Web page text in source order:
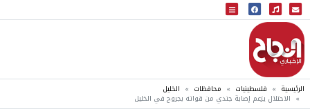
البث المباشر
إذاعة النجاح
الرئيسية فلسطينيات محافظات الخليل
الاحتلال يزعم إصابة جندي من قواته بجروح في الخليل